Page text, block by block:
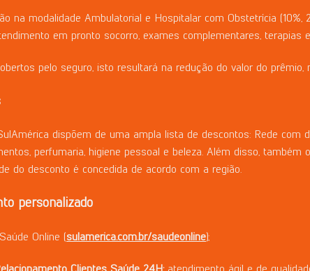
na modalidade Ambulatorial e Hospitalar com Obstetrícia
em pronto socorro, exames complementares, terapias
pelo seguro, isto resultará na redução do valor do
dispõem de uma ampla lista de descontos: Rede
perfumaria, higiene pessoal e beleza. Além disso,
do desconto é concedida de acordo com a região.
personalizado
Online (sulamerica.com.br/saudeonline);